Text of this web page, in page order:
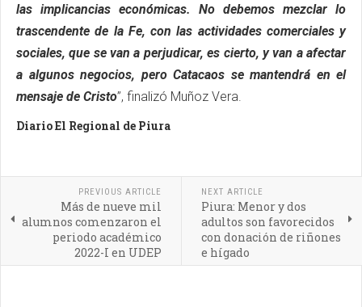
las implicancias económicas. No debemos mezclar lo
trascendente de la Fe, con las actividades comerciales y
sociales, que se van a perjudicar, es cierto, y van a afectar
a algunos negocios, pero Catacaos se mantendrá en el
mensaje de Cristo”, finalizó Muñoz Vera.
Diario El Regional de Piura
PREVIOUS ARTICLE
Más de nueve mil
alumnos comenzaron el
periodo académico
2022-I en UDEP
NEXT ARTICLE
Piura: Menor y dos
adultos son favorecidos
con donación de riñones
e hígado